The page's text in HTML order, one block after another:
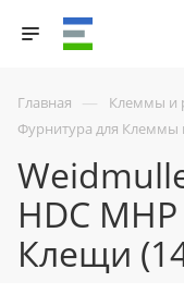
Главная — Клеммы и
Фурнитура для Клеммы
HDC
Клещи